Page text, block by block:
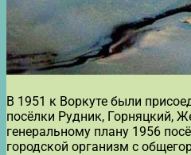
В 1951 к Воркуте были
посёлки Рудник, Горняцкий,
генеральному плану 1956
городской организм с